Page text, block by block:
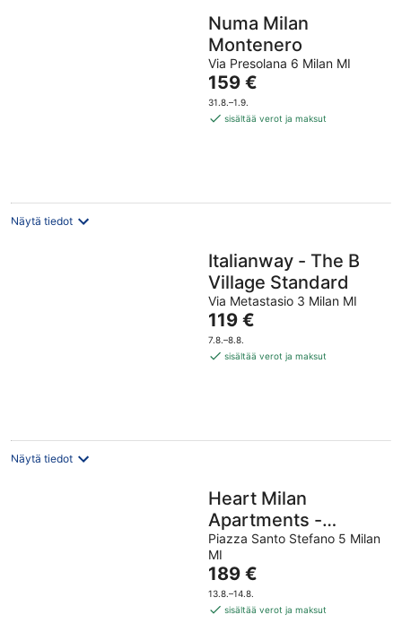
Numa Milan
Montenero
Via Presolana 6 Milan MI
Hinta
on
159 €
159 €
31.8.–1.9.
sisältää verot ja maksut
Näytä tiedot
Italianway - The B
Village Standard
Via Metastasio 3 Milan MI
Hinta
on
119 €
119 €
7.8.–8.8.
sisältää verot ja maksut
Näytä tiedot
Heart Milan
Apartments -
Duomo District
Piazza Santo Stefano 5 Milan
MI
Hinta
on
189 €
189 €
13.8.–14.8.
sisältää verot ja maksut